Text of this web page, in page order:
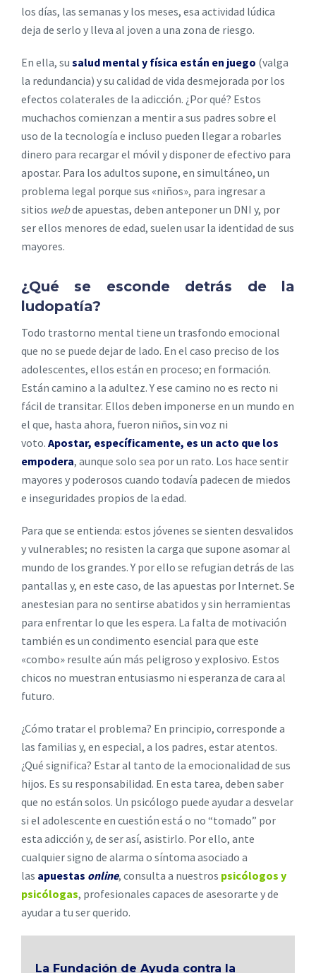
los días, las semanas y los meses, esa actividad lúdica
deja de serlo y lleva al joven a una zona de riesgo.
En ella, su salud mental y física están en juego (valga
la redundancia) y su calidad de vida desmejorada por los
efectos colaterales de la adicción. ¿Por qué? Estos
muchachos comienzan a mentir a sus padres sobre el
uso de la tecnología e incluso pueden llegar a robarles
dinero para recargar el móvil y disponer de efectivo para
apostar. Para los adultos supone, en simultáneo, un
problema legal porque sus «niños», para ingresar a
sitios webde apuestas, deben anteponer un DNI y, por
ser ellos menores de edad, suelen usar la identidad de sus
mayores.
¿Qué se esconde detrás de la
ludopatía?
Todo trastorno mental tiene un trasfondo emocional
que no se puede dejar de lado. En el caso preciso de los
adolescentes, ellos están en proceso; en formación.
Están camino a la adultez. Y ese camino no es recto ni
fácil de transitar. Ellos deben imponerse en un mundo en
el que, hasta ahora, fueron niños, sin voz ni
voto. Apostar, específicamente, es un acto que los
empodera, aunque solo sea por un rato. Los hace sentir
mayores y poderosos cuando todavía padecen de miedos
e inseguridades propios de la edad.
Para que se entienda: estos jóvenes se sienten desvalidos
y vulnerables; no resisten la carga que supone asomar al
mundo de los grandes. Y por ello se refugian detrás de las
pantallas y, en este caso, de las apuestas por Internet. Se
anestesian para no sentirse abatidos y sin herramientas
para enfrentar lo que les espera. La falta de motivación
también es un condimento esencial para que este
«combo» resulte aún más peligroso y explosivo. Estos
chicos no muestran entusiasmo ni esperanza de cara al
futuro.
¿Cómo tratar el problema? En principio, corresponde a
las familias y, en especial, a los padres, estar atentos.
¿Qué significa? Estar al tanto de la emocionalidad de sus
hijos. Es su responsabilidad. En esta tarea, deben saber
que no están solos. Un psicólogo puede ayudar a desvelar
si el adolescente en cuestión está o no “tomado” por
esta adicción y, de ser así, asistirlo. Por ello, ante
cualquier signo de alarma o síntoma asociado a
las apuestas online, consulta a nuestros psicólogos y
psicólogas, profesionales capaces de asesorarte y de
ayudar a tu ser querido.
La Fundación de Ayuda contra la